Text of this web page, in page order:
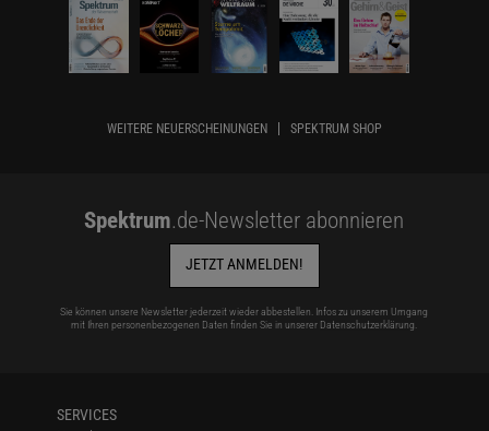
WEITERE NEUERSCHEINUNGEN SPEKTRUM SHOP
Spektrum.de-Newsletter abonnieren
JETZT ANMELDEN!
Sie können unsere Newsletter jederzeit wieder abbestellen. Infos zu unserem Umgang
mit Ihren personenbezogenen Daten finden Sie in unserer Datenschutzerklärung
SERVICES